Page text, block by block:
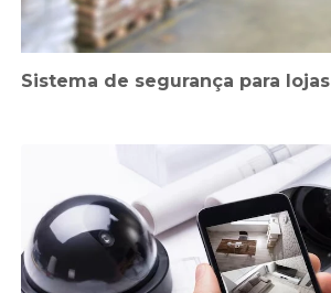
Sistema de segurança para lojas